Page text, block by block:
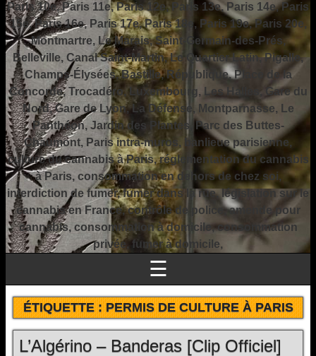
Paris 10e, Paris 11e, Paris 12e, Paris 13e, Paris 14e, Paris
15e, Paris 16e, Paris 17e, Paris 18e, Paris 19e, Paris 20e,
Montmartre, Le Marais, Saint-Germain-des-Prés,
Belleville, Canal Saint-Martin, Le Quartier Latin, Pigalle,
Champs-Élysées, Bastille, République, Place de la
Concorde, Trocadéro, Luxembourg, Les Halles, Gare du
Nord, Gare de Lyon, La Défense, Montparnasse, Le
Panthéon, Jardin des Plantes, Parc des Buttes-
Chaumont, Paris intra-muros, banlieue parisienne,
culture du cannabis à Paris, réglementation du cannabis
à Paris, consommation en dehors de chez soi,
interdiction de fumer, fumer dans la rue, législation sur le
cannabis en France, contrôle de police, amende pour
cannabis, consommation à domicile, consommation
privée, fumer à domicile,
☰
ÉTIQUETTE :PERMIS DE CULTURE À PARIS
L’Algérino – Banderas [Clip Officiel]